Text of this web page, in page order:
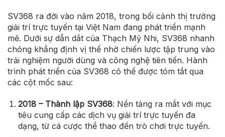
SV368 ra đời vào năm 2018, trong bối cảnh thị trường
giải trí trực tuyến tại Việt Nam đang phát triển mạnh
mẽ. Dưới sự dẫn dắt của Thạch Mỹ Nhi, SV368 nhanh
chóng khẳng định vị thế nhờ chiến lược tập trung vào
trải nghiệm người dùng và công nghệ tiên tiến. Hành
trình phát triển của SV368 có thể được tóm tắt qua
các cột mốc sau:
2018 – Thành lập SV368: Nền tảng ra mắt với mục
tiêu cung cấp các dịch vụ giải trí trực tuyến đa
dạng, từ cá cược thể thao đến trò chơi trực tuyến.